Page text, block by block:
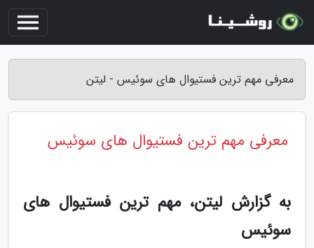
معرفی مهم ترین فستیوال های سوئیس - لیتن
معرفی مهم ترین فستیوال های سوئیس
به گزارش لیتن، مهم ترین فستیوال های
سوئیس